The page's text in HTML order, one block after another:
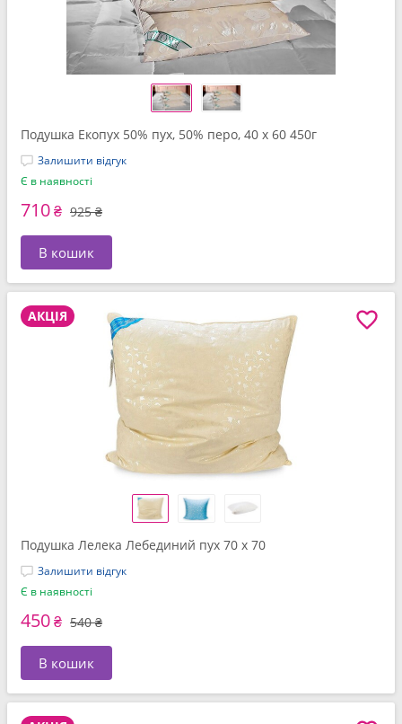
Подушка Екопух 50% пух, 50% перо, 40 x 60 450г
Залишити відгук
Є в наявності
710₴ 925 ₴
В кошик
АКЦІЯ
Подушка Лелека Лебединий пух 70 x 70
Залишити відгук
Є в наявності
450₴ 540 ₴
В кошик